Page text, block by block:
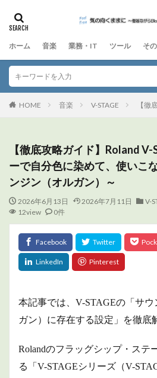
ホーム 音楽 業務・IT ツール そ
HOME 音楽 V-STAGE 【徹
【徹底攻略ガイド】Roland
ーで自分色に染めて、使いこ
ンジン（オルガン）～
2026年6月13日 2026年7月11日 V-
12view
0件
本記事では、V-STAGEの「サ
ガン）に存在する設定」を徹底
Rolandのフラッグシップ・ステ
る「V-STAGEシリーズ（V-